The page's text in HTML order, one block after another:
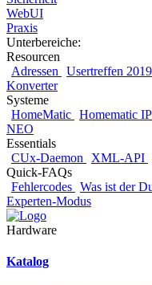
WebUI
Praxis
Unterbereiche:
Resourcen
Adressen
Usertreffen 2019
Konverter
Systeme
HomeMatic Homematic IP
NEO
Essentials
CUx-Daemon
XML-API
Quick-FAQs
Fehlercodes Was ist der
Experten-Modus
Hardware
Katalog